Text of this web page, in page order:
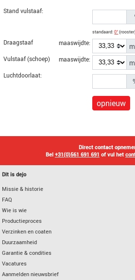
Stand vulstaaf:
standaard:0°
Draagstaaf maaswijdte:
Vulstaaf (schoep) maaswijdte:
Luchtdoorlaat:
opnieuw
Direct contact
Bel +31(0)561 691 691 of vul het
Dit is dejo
Missie & historie
FAQ
Wie is wie
Productieproces
Verzinken en coaten
Duurzaamheid
Garantie & condities
Vacatures
Aanmelden nieuwsbrief